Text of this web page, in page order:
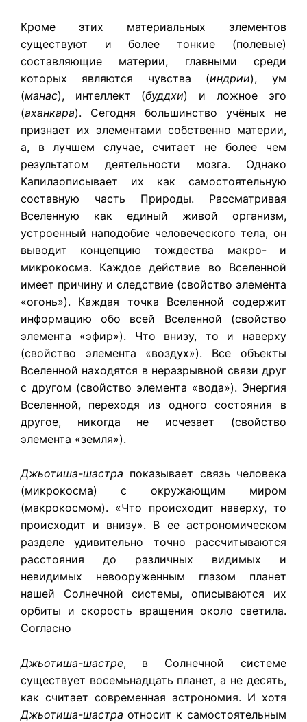
Кроме этих материальных элементов
существуют и более тонкие (полевые)
составляющие материи, главными среди
которых являются чувства (индрии), ум
(манас), интеллект (буддхи) и ложное эго
(аханкара). Сегодня большинство учёных не
признает их элементами собственно материи,
а, в лучшем случае, считает не более чем
результатом деятельности мозга. Однако
Капилаописывает их как самостоятельную
составную часть Природы. Рассматривая
Вселенную как единый живой организм,
устроенный наподобие человеческого тела, он
выводит концепцию тождества макро- и
микрокосма. Каждое действие во Вселенной
имеет причину и следствие (свойство элемента
«огонь»). Каждая точка Вселенной содержит
информацию обо всей Вселенной (свойство
элемента «эфир»). Что внизу, то и наверху
(свойство элемента «воздух»). Все объекты
Вселенной находятся в неразрывной связи друг
с другом (свойство элемента «вода»). Энергия
Вселенной, переходя из одного состояния в
другое, никогда не исчезает (свойство
элемента «земля»).
Джьотиша-шастра показывает связь человека
(микрокосма) с окружающим миром
(макрокосмом). «Что происходит наверху, то
происходит и внизу». В ее астрономическом
разделе удивительно точно рассчитываются
расстояния до различных видимых и
невидимых невооруженным глазом планет
нашей Солнечной системы, описываются их
орбиты и скорость вращения около светила.
Согласно
Джьотиша-шастре, в Солнечной системе
существует восемьнадцать планет, а не десять,
как считает современная астрономия. И хотя
Джьотиша-шастраотносит к самостоятельным